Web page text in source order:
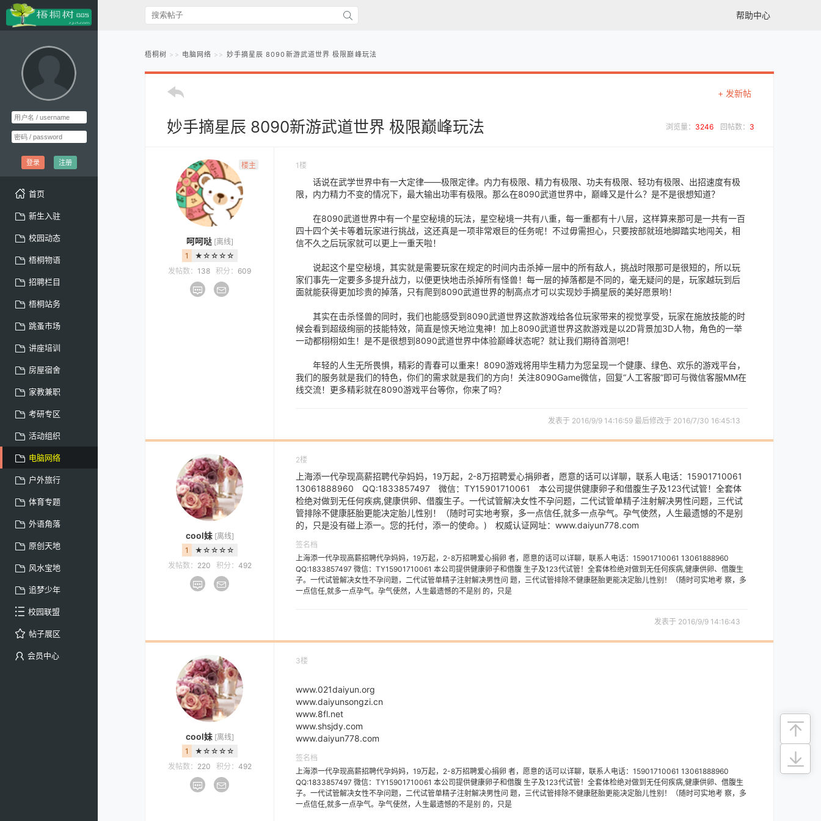
登录 注册
首页
新生入驻
校园动态
梧桐物语
招聘栏目
梧桐站务
跳蚤市场
讲座培训
房屋宿舍
家教兼职
考研专区
活动组织
电脑网络
户外旅行
体育专题
外语角落
原创天地
风水宝地
追梦少年
校园联盟
帖子展区
会员中心
帮助中心
梧桐树 电脑网络 妙手摘星辰 8090新游武道世界 极限巅峰玩法
+ 发新帖
妙手摘星辰 8090新游武道世界 极限巅峰玩法 浏览量： 3246 回帖数： 3
楼主
呵呵哒 [离线]
1
★☆☆☆☆
发帖数： 138 积分： 609
1楼
话说在武学世界中有一大定律——极限定律。内力有极限、精力有极限、功夫有极限、轻功有极限、出招速度有极
限，内力精力不变的情况下，最大输出功率有极限。那么在8090武道世界中，巅峰又是什么？是不是很想知道？
在8090武道世界中有一个星空秘境的玩法，星空秘境一共有八重，每一重都有十八层，这样算来那可是一共有一百
四十四个关卡等着玩家进行挑战，这还真是一项非常艰巨的任务呢！不过毋需担心，只要按部就班地脚踏实地闯关，相
信不久之后玩家就可以更上一重天啦！
说起这个星空秘境，其实就是需要玩家在规定的时间内击杀掉一层中的所有敌人，挑战时限那可是很短的，所以玩
家们事先一定要多多提升战力，以便更快地击杀掉所有怪兽！每一层的掉落都是不同的，毫无疑问的是，玩家越玩到后
面就能获得更加珍贵的掉落，只有爬到8090武道世界的制高点才可以实现妙手摘星辰的美好愿景哟！
其实在击杀怪兽的同时，我们也能感受到8090武道世界这款游戏给各位玩家带来的视觉享受，玩家在施放技能的时
候会看到超级绚丽的技能特效，简直是惊天地泣鬼神！加上8090武道世界这款游戏是以2D背景加3D人物，角色的一举
一动都栩栩如生！是不是很想到8090武道世界中体验巅峰状态呢？就让我们期待首测吧！
年轻的人生无所畏惧，精彩的青春可以重来！8090游戏将用毕生精力为您呈现一个健康、绿色、欢乐的游戏平台，
我们的服务就是我们的特色，你们的需求就是我们的方向！关注8090Game微信，回复“人工客服”即可与微信客服MM在
线交流！更多精彩就在8090游戏平台等你，你来了吗？
发表于 2016/9/9 14:16:59 最后修改于 2016/7/30 16:45:13
cool妹 [离线]
1
★☆☆☆☆
发帖数： 220 积分： 492
2楼
上海添一代孕现高薪招聘代孕妈妈，19万起，2-8万招聘爱心捐卵者，愿意的话可以详聊，联系人电话：15901710061
13061888960 QQ:1833857497 微信：TY15901710061 本公司提供健康卵子和借腹生子及123代试管！全套体
检绝对做到无任何疾病,健康供卵、借腹生子。一代试管解决女性不孕问题，二代试管单精子注射解决男性问题，三代试
管排除不健康胚胎更能决定胎儿性别！（随时可实地考察，多一点信任,就多一点孕气。孕气使然，人生最遗憾的不是别
的，只是没有碰上添一。您的托付，添一的使命。) 权威认证网址：www.daiyun778.com
签名档
上海添一代孕现高薪招聘代孕妈妈，19万起，2-8万招聘爱心捐卵 者，愿意的话可以详聊，联系人电话：15901710061 13061888960
QQ:1833857497 微信：TY15901710061 本公司提供健康卵子和借腹 生子及123代试管！全套体检绝对做到无任何疾病,健康供卵、借腹生
子。一代试管解决女性不孕问题，二代试管单精子注射解决男性问 题，三代试管排除不健康胚胎更能决定胎儿性别！（随时可实地考 察，多
一点信任,就多一点孕气。孕气使然，人生最遗憾的不是别 的，只是
发表于 2016/9/9 14:16:43
cool妹 [离线]
1
★☆☆☆☆
发帖数： 220 积分： 492
3楼
www.021daiyun.org
www.daiyunsongzi.cn
www.8fl.net
www.shsjdy.com
www.daiyun778.com
签名档
上海添一代孕现高薪招聘代孕妈妈，19万起，2-8万招聘爱心捐卵 者，愿意的话可以详聊，联系人电话：15901710061 13061888960
QQ:1833857497 微信：TY15901710061 本公司提供健康卵子和借腹 生子及123代试管！全套体检绝对做到无任何疾病,健康供卵、借腹生
子。一代试管解决女性不孕问题，二代试管单精子注射解决男性问 题，三代试管排除不健康胚胎更能决定胎儿性别！（随时可实地考 察，多
一点信任,就多一点孕气。孕气使然，人生最遗憾的不是别 的，只是